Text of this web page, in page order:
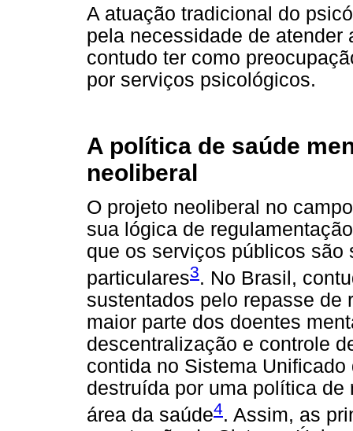
A atuação tradicional do
pela necessidade de
contudo ter como
por serviços psicológicos.
A política de saúde
neoliberal
O projeto neoliberal no
sua lógica de
que os serviços públicos
particulares3. No Brasil,
sustentados pelo repasse de
maior parte dos doentes
descentralização e controle
contida no Sistema
destruída por uma política
área da saúde4. Assim, as